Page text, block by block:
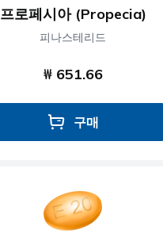
프로페시아 (Propecia)
피나스테리드
₩ 651.66
구매